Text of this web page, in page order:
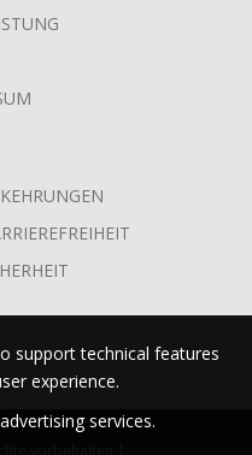
support technical features
experience.
services.